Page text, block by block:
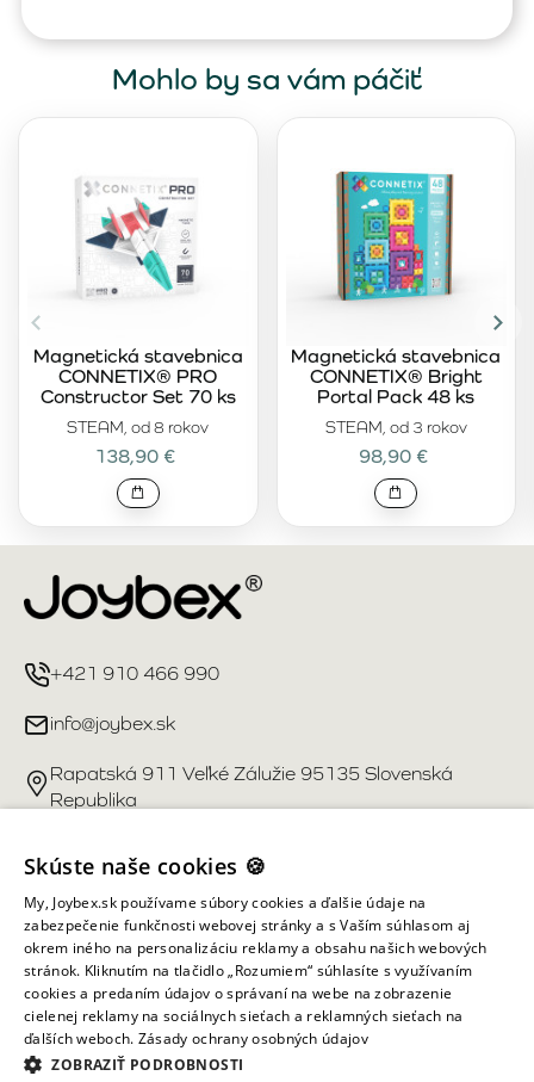
Mohlo by sa vám páčiť
STEAM, od 8 rokov
Magnetická stavebnica
CONNETIX® PRO
Constructor Set 70 ks
138,90 €
STEAM, od 3 rokov
Magnetická stavebnica
CONNETIX® Bright
Portal Pack 48 ks
98,90 €
+421 910 466 990
info@joybex.sk
Rapatská 911 Veľké Zálužie 95135 Slovenská
Republika
Užitočné odkazy
Účet
Informácie obchodu
Všetky práva vyhradené ©
Skúste naše cookies 🍪
My, Joybex.sk používame súbory cookies a ďalšie údaje na
zabezpečenie funkčnosti webovej stránky a s Vaším súhlasom aj
okrem iného na personalizáciu reklamy a obsahu našich webových
stránok. Kliknutím na tlačidlo „Rozumiem“ súhlasíte s využívaním
cookies a predaním údajov o správaní na webe na zobrazenie
cielenej reklamy na sociálnych sieťach a reklamných sieťach na
ďalších weboch. Zásady ochrany osobných údajov
ZOBRAZIŤ PODROBNOSTI